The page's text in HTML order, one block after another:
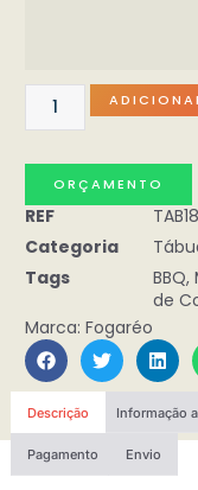
ORÇAMENTO
REF
TAB18
Categoria
Tags
BBQ,
de
Marca: Fogaréo
Descrição Informação
Pagamento Envio